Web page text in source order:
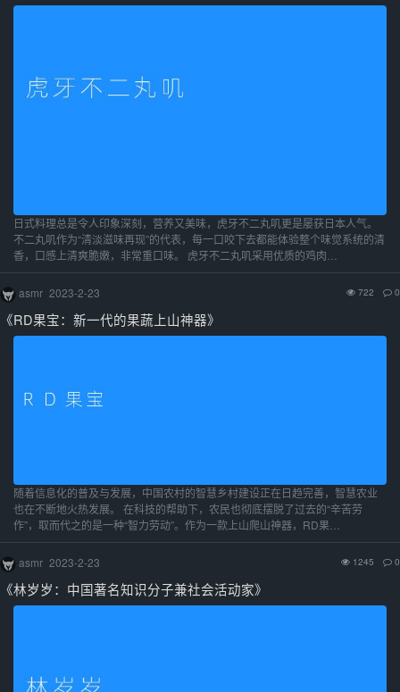
日式料理总是令人印象深刻，营养又美味，虎牙不二丸叽更是屡获日本人气。
不二丸叽作为“清淡滋味再现”的代表，每一口咬下去都能体验整个味觉系统的清
香，口感上清爽脆嫩，非常重口味。 虎牙不二丸叽采用优质的鸡肉…
asmr 2023-2-23 722 0
《RD果宝：新一代的果蔬上山神器》
随着信息化的普及与发展，中国农村的智慧乡村建设正在日趋完善，智慧农业
也在不断地火热发展。 在科技的帮助下，农民也彻底摆脱了过去的“辛苦劳
作”，取而代之的是一种“智力劳动”。作为一款上山爬山神器，RD果…
asmr 2023-2-23 1245 0
《林岁岁：中国著名知识分子兼社会活动家》